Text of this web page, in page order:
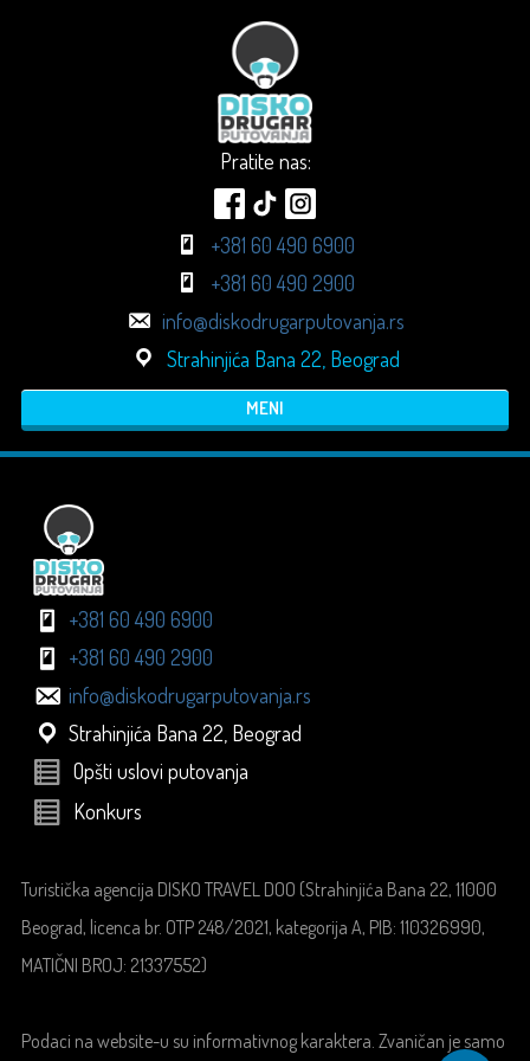
Pratite nas:
+381 60 490 6900
+381 60 490 2900
info@diskodrugarputovanja.rs
Strahinjića Bana 22, Beograd
MENI
+381 60 490 6900
+381 60 490 2900
info@diskodrugarputovanja.rs
Strahinjića Bana 22, Beograd
Opšti uslovi putovanja
Konkurs
Turistička agencija DISKO TRAVEL DOO (Strahinjića Bana 22, 11000
Beograd, licenca br. OTP 248/2021, kategorija A, PIB: 110326990,
MATIČNI BROJ: 21337552)
Podaci na website-u su informativnog karaktera. Zvaničan je samo